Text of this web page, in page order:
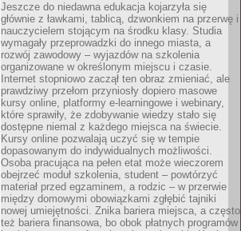
Jeszcze do niedawna edukacja kojarzyła się
głównie z ławkami, tablicą, dzwonkiem na przerwę i
nauczycielem stojącym na środku klasy. Studia
wymagały przeprowadzki do innego miasta, a
rozwój zawodowy – wyjazdów na szkolenia
organizowane w określonym miejscu i czasie.
Internet stopniowo zaczął ten obraz zmieniać, ale
prawdziwy przełom przyniosły dopiero masowe
kursy online, platformy e-learningowe i webinary,
które sprawiły, że zdobywanie wiedzy stało się
dostępne niemal z każdego miejsca na świecie.
Kursy online pozwalają uczyć się w tempie
dopasowanym do indywidualnych możliwości.
Osoba pracująca na pełen etat może wieczorem
obejrzeć moduł szkolenia, student – powtórzyć
materiał przed egzaminem, a rodzic – w przerwie
między domowymi obowiązkami zgłębić tajniki
nowej umiejętności. Znika bariera miejsca, a często
też bariera finansowa, bo obok płatnych programów